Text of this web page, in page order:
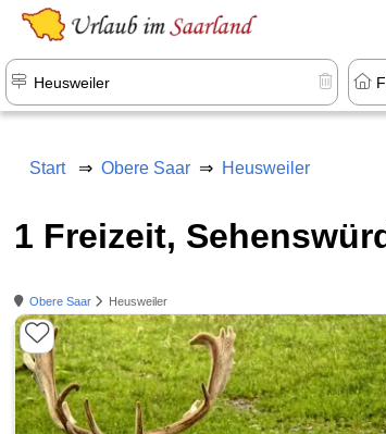
Start Obere Saar Heusweiler
1 Freizeit,
Obere Saar Heusweiler